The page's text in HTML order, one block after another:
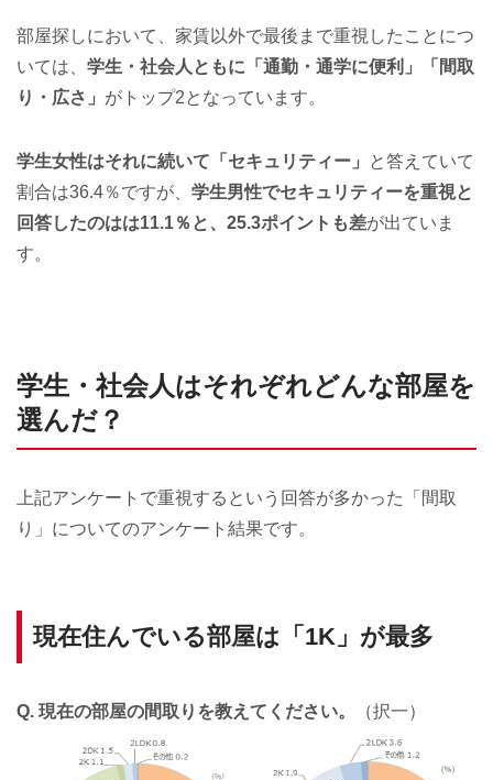
部屋探しにおいて、家賃以外で最後まで重視したことにつ
いては、 学生・社会人ともに「通勤・通学に便利」「間取
り・広さ」 がトップ2となっています。
学生女性はそれに続いて「セキュリティー」
と答えていて
割合は36.4％ですが、 学生男性でセキュリティーを重視と
回答したのはは11.1％と、25.3ポイントも差が出ていま
す。
学生・社会人はそれぞれどんな部屋を
選んだ？
上記アンケートで重視するという回答が多かった「間取
り」についてのアンケート結果です。
現在住んでいる部屋は「1K」が最多
Q. 現在の部屋の間取りを教えてください。 （択一）